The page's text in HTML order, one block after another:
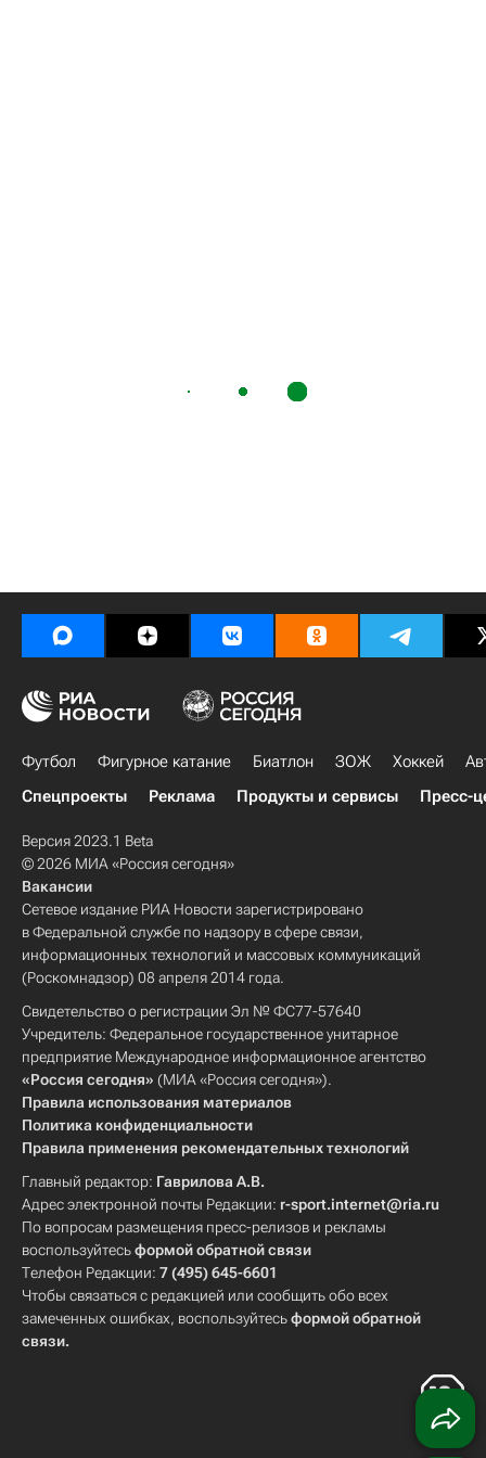
Футбол Фигурное катание Биатлон ЗОЖ Хоккей
Спецпроекты
Реклама Продукты и сервисы Пресс-
Версия 2023.1 Beta
© 2026 МИА «Россия сегодня»
Вакансии
Сетевое издание РИА Новости зарегистрировано
в Федеральной службе по надзору в сфере связи,
информационных технологий и массовых коммуникаций
(Роскомнадзор) 08 апреля 2014 года.
Свидетельство о регистрации Эл № ФС77-57640
Учредитель: Федеральное государственное унитарное
предприятие Международное информационное агентство
«Россия сегодня» (МИА «Россия сегодня»).
Правила использования материалов
Политика конфиденциальности
Правила применения рекомендательных технологий
Главный редактор: Гаврилова А.В.
Адрес электронной почты Редакции: r-sport.internet@ria.ru
По вопросам размещения пресс-релизов и рекламы
воспользуйтесьформой обратной связи
Телефон Редакции: 7 (495) 645-6601
Чтобы связаться с редакцией или сообщить обо всех
замеченных ошибках, воспользуйтесьформой обратной
связи.